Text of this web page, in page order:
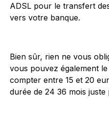
ADSL pour le transfert
vers votre banque.
Bien sûr, rien ne vous
vous pouvez également
compter entre 15 et 20
durée de 24 36 mois